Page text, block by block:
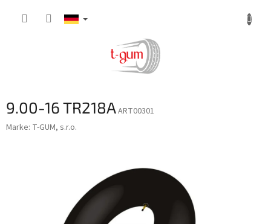
9.00-16 TR218AART00301
Marke: T-GUM, s.r.o.